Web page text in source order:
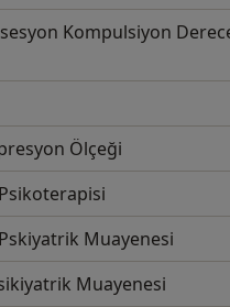
Kompulsiyon
Ölçeği
Muayenesi
Muayenesi